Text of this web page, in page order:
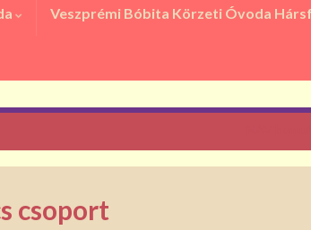
Veszprémi Bóbita Körzeti Óvoda
csoport